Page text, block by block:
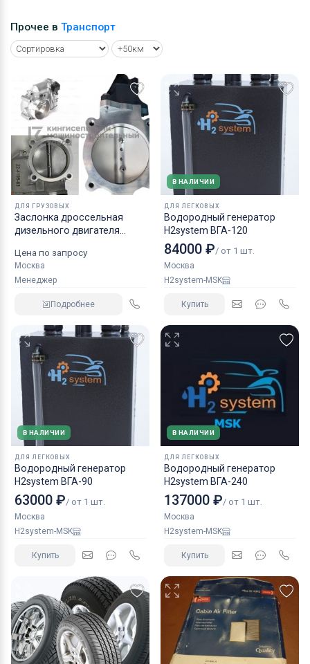
Прочее в Транспорт
ДЛЯ ГРУЗОВЫХ
Заслонка дроссельная
дизельного двигателя
Цена по запросу
Москва
Менеджер
Подробнее
В НАЛИЧИИ
ДЛЯ ЛЕГКОВЫХ
Водородный генератор
H2system ВГА-120
84000 ₽/ от 1 шт.
Москва
H2system-MSK
Купить
В НАЛИЧИИ
ДЛЯ ЛЕГКОВЫХ
Водородный генератор
H2system ВГА-90
63000 ₽/ от 1 шт.
Москва
H2system-MSK
Купить
В НАЛИЧИИ
ДЛЯ ЛЕГКОВЫХ
Водородный генератор
H2system ВГА-240
137000 ₽/ от 1 шт.
Москва
H2system-MSK
Купить